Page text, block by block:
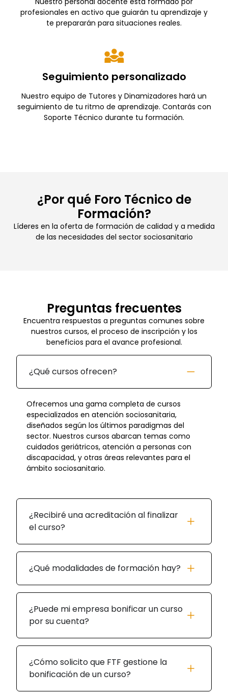
profesionales en activo que guiarán tu aprendizaje y
te prepararán para situaciones reales.
Seguimiento personalizado
Nuestro equipo de Tutores y Dinamizadores hará un
seguimiento de tu ritmo de aprendizaje. Contarás con
Soporte Técnico durante tu formación.
¿Por qué Foro Técnico de
Formación?
Líderes en la oferta de formación de calidad y a medida
de las necesidades del sector sociosanitario
Preguntas frecuentes
Encuentra respuestas a preguntas comunes sobre
nuestros cursos, el proceso de inscripción y los
beneficios para el avance profesional.
¿Qué cursos ofrecen?
Ofrecemos una gama completa de cursos
especializados en atención sociosanitaria,
diseñados según los últimos paradigmas del
sector. Nuestros cursos abarcan temas como
cuidados geriátricos, atención a personas con
discapacidad, y otras áreas relevantes para el
ámbito sociosanitario.
¿Recibiré una acreditación al finalizar
el curso?
¿Qué modalidades de formación hay?
¿Puede mi empresa bonificar un curso
por su cuenta?
¿Cómo solicito que FTF gestione la
bonificación de un curso?